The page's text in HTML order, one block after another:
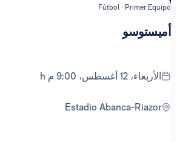
Fútbol · Primer Equipo
أميستوسو
الأربعاء، 12 أغسطس، 9:00 م h
Estadio Abanca-Riazor